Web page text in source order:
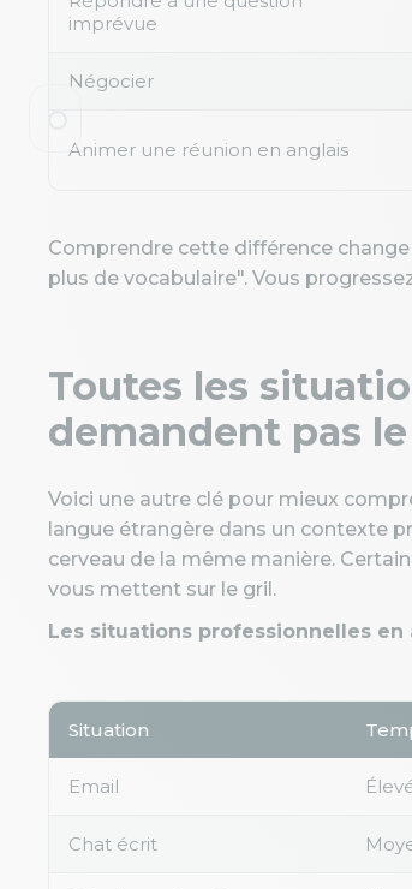
imprévue
Négocier
Animer une réunion en anglais
Comprendre cette différence
plus de vocabulaire". Vous
Toutes les
demandent pas
Voici une autre clé pour mieux
langue étrangère dans un contexte
cerveau de la même manière.
vous mettent sur le gril.
Les situations professionnelles
Situation
Email
Chat écrit